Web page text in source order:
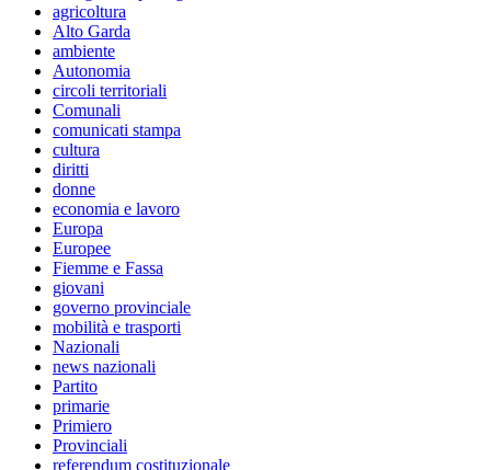
agricoltura
Alto Garda
ambiente
Autonomia
circoli territoriali
Comunali
comunicati stampa
cultura
diritti
donne
economia e lavoro
Europa
Europee
Fiemme e Fassa
giovani
governo provinciale
mobilità e trasporti
Nazionali
news nazionali
Partito
primarie
Primiero
Provinciali
referendum costituzionale